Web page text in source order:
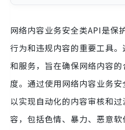
网络内容业务安全类API是保
行为和违规内容的重要工具
和服务，旨在确保网络内容
度。通过使用网络内容业务
以实现自动化的内容审核和
容，包括色情、暴力、恶意